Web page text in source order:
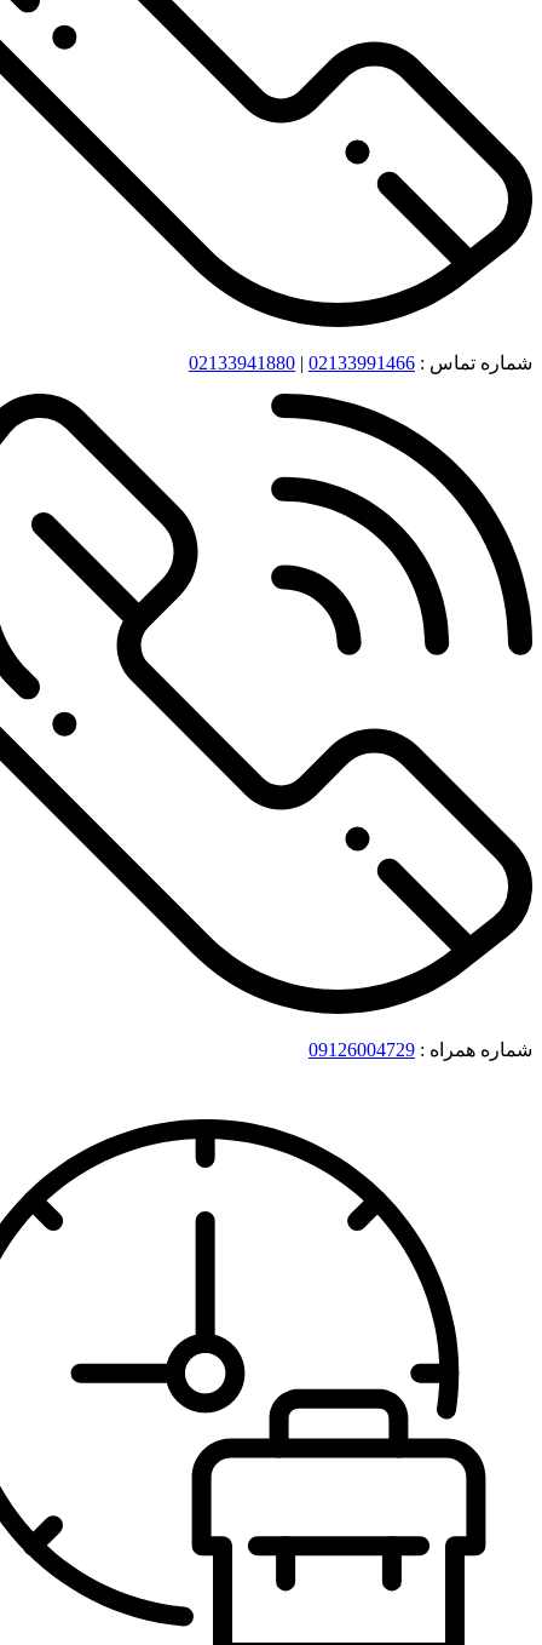
شماره تماس : 02133991466
|
02133941880
شماره همراه : 09126004729